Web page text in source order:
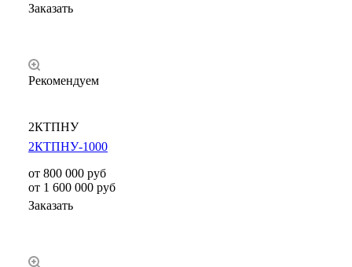
Заказать
Рекомендуем
2КТПНУ
2КТПНУ-1000
от 800 000 руб
от 1 600 000 руб
Заказать